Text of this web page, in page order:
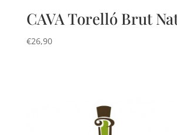
CAVA Torelló Brut
€26,90